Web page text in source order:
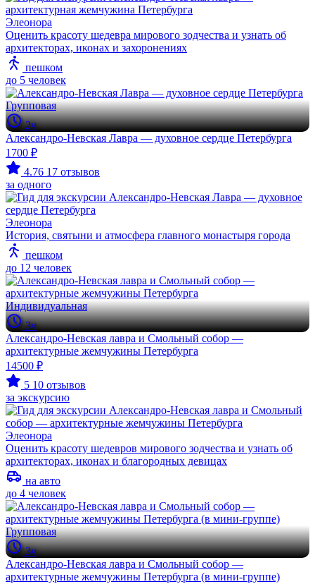
Элеонора
Оценить красоту шедевра мирового зодчества и узнать об
архитекторах, иконах и захоронениях
пешком
до 5 человек
Групповая
2ч
Александро-Невская Лавра — духовное сердце Петербурга
1700 ₽
4.76 17 отзывов
за одного
Элеонора
История, святыни и атмосфера главного монастыря города
пешком
до 12 человек
Индивидуальная
3ч
Александро-Невская лавра и Смольный собор —
архитектурные жемчужины Петербурга
14500 ₽
5 10 отзывов
за экскурсию
Элеонора
Оценить красоту шедевров мирового зодчества и узнать об
архитекторах, иконах и благородных девицах
на авто
до 4 человек
Групповая
3ч
Александро-Невская лавра и Смольный собор —
архитектурные жемчужины Петербурга (в мини-группе)